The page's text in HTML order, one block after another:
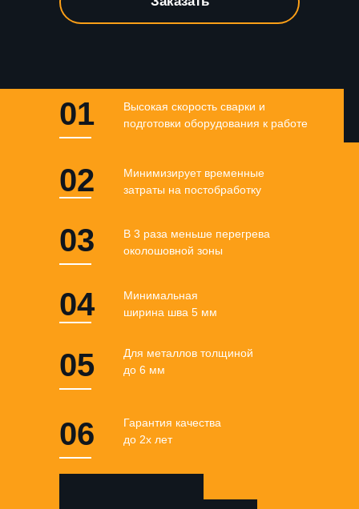
Минимальная
ширина шва 5 мм
Высокая скорость сварки и
подготовки оборудования к работе
Минимизирует временные
затраты на постобработку
Для металлов толщиной
до 6 мм
В 3 раза меньше перегрева
околошовной зоны
Гарантия качества
до 2х лет
01
02
04
05
03
06